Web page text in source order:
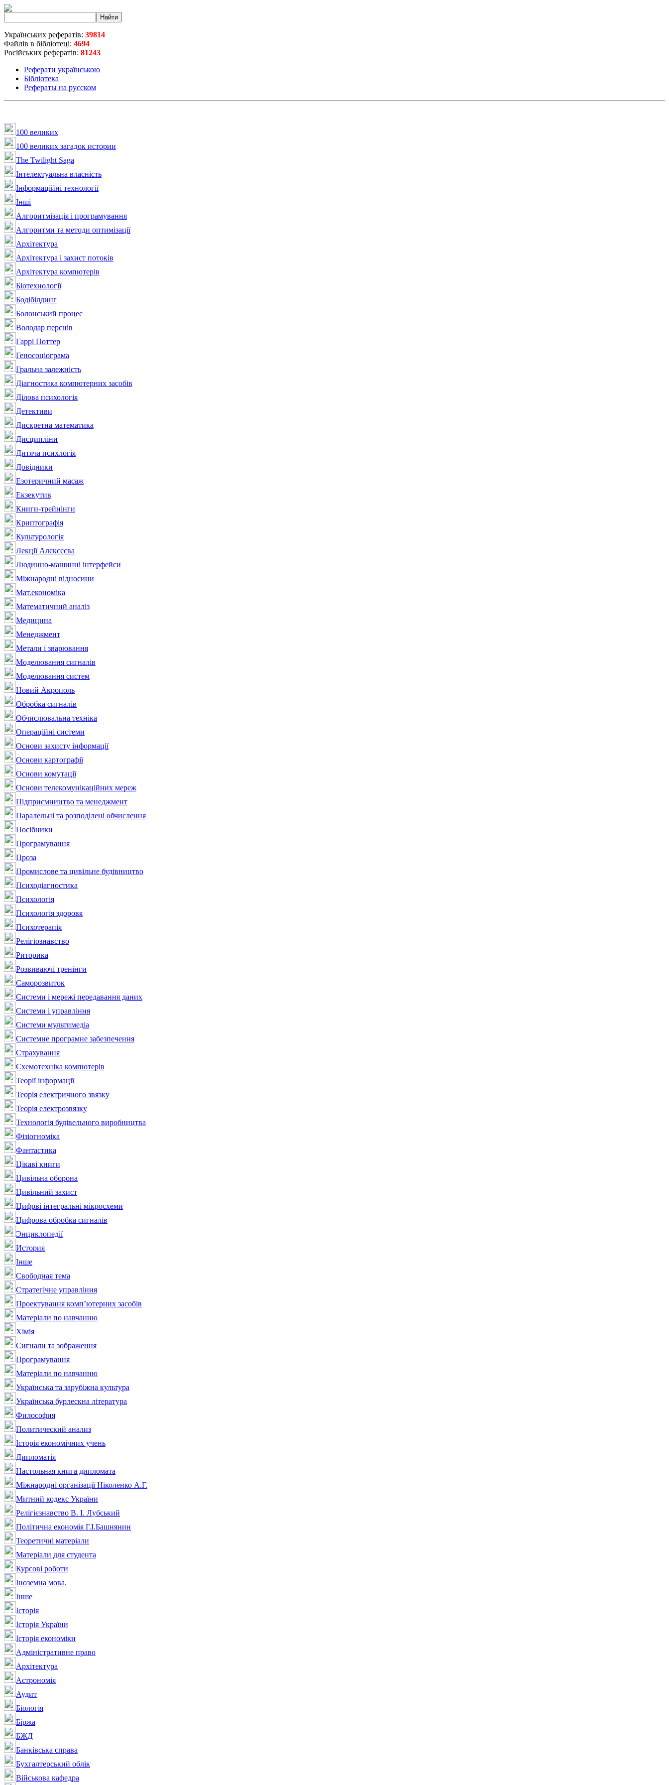
Українських рефератів: 39814
Файлів в бібліотеці: 4694
Російських рефератів: 81243
Реферати українською
Бібліотека
Рефераты на русском
100 великих
100 великих загадок истории
The Twilight Saga
Інтелектуальна влaсність
Інформаційні технології
Інші
Алгоритмізація і програмування
Алгоритми та методи оптимізації
Архітектура
Архітектура і захист потоків
Архітектура компютерів
Біотехнології
Бодібілдинг
Болонський процес
Володар перснів
Гаррі Поттер
Геносоціограма
Гральна залежність
Діагностика компютерних засобів
Ділова психологія
Детективи
Дискретна математика
Дисципліни
Дитяча психлогія
Довідники
Езотеричний масаж
Екзекутив
Книги-трейнінги
Криптографія
Культурологія
Лекції Алєксєєва
Людинно-машинні інтерфейси
Міжнародні відносини
Мат.економіка
Математичний аналіз
Медицина
Менеджмент
Метали і зварювання
Моделювання сигналів
Моделювання систем
Новий Акрополь
Обробка сигналів
Обчислювальна техніка
Операційні системи
Основи захисту інформації
Основи картографії
Основи комутації
Основи телекомунікаційних мереж
Підприємництво та менеджмент
Паралельні та розподілені обчислення
Посібники
Програмування
Проза
Промислове та цивільне будівництво
Психодіагностика
Психологія
Психологія здоровя
Психотерапія
Релігіознавство
Риторика
Розвиваючі тренінги
Саморозвиток
Системи і мережі передавання даних
Системи і управління
Системи мультимедіа
Системне програмне забезпечення
Страхування
Схемотехніка компютерів
Теорії інформації
Теорія електричного звязку
Теорія електрозвязку
Технологія будівельного виробництва
Фізіогноміка
Фантастика
Цікаві книги
Цивільна оборона
Цивільний захист
Цифрві інтегральні мікросхеми
Цифрова обробка сигналів
Энциклопедії
История
Інше
Свободная тема
Стратегічне управління
Проектування комп’ютерних засобів
Матеріали по навчанню
Хімія
Сигнали та зображення
Програмування
Матеріали по навчанню
Українська та зарубіжна культура
Українська бурлескна література
Философия
Политический анализ
Історія економічних учень
Дипломатія
Настольная книга дипломата
Міжнародні організації Ніколенко А.Г.
Митний кодекс України
Релігієзнавство В. І. Лубський
Політична економія Г.І.Башнянин
Теоретичні матеріали
Матеріали для студента
Курсові роботи
Іноземна мова.
Інше
Історія
Історія України
Історія економіки
Адміністративне право
Архітектура
Астрономія
Аудит
Біологія
Біржа
БЖД
Банківська справа
Бухгалтерський облік
Військова кафедра